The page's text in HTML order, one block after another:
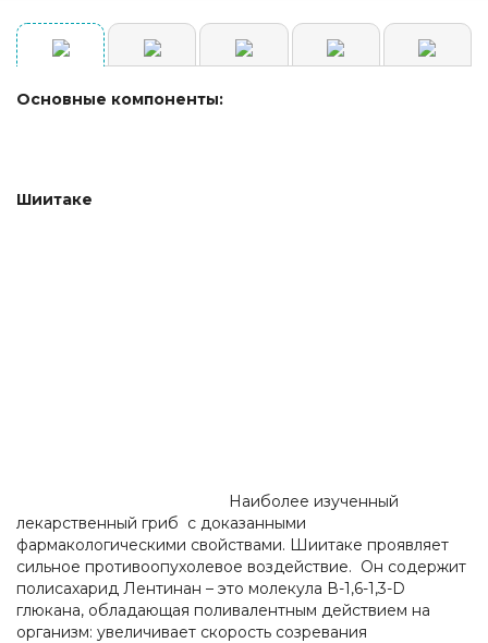
Основные компоненты:
Шиитаке
Наиболее изученный
лекарственный гриб с доказанными
фармакологическими свойствами. Шиитаке проявляет
сильное противоопухолевое воздействие. Он содержит
полисахарид Лентинан – это молекула В-1,6-1,3-D
глюкана, обладающая поливалентным действием на
организм: увеличивает скорость созревания